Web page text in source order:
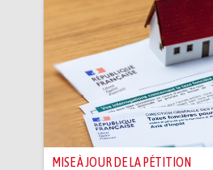
MISE À JOUR DE LA PÉTITION